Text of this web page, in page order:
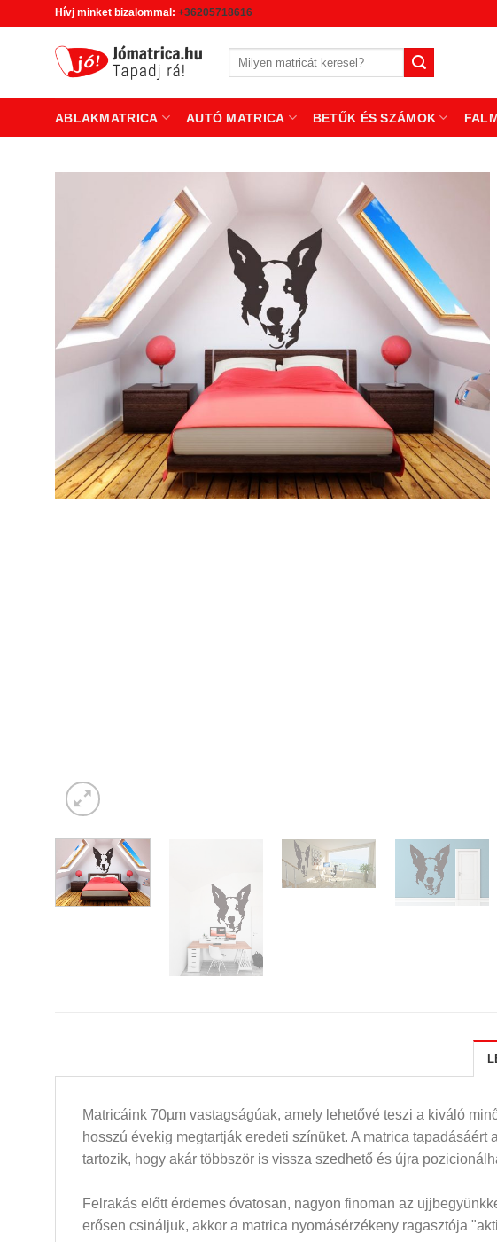
Hívj minket bizalommal: +36205718616
Keresés
ABLAKMATRICA AUTÓ MATRICA BETŰK ÉS SZÁMOK
Matricáink 70µm vastagságúak, amely lehetővé teszi a kiváló
hosszú évekig megtartják eredeti színüket. A matrica
tartozik, hogy akár többször is vissza szedhető és újra
Felrakás előtt érdemes óvatosan, nagyon finoman az
erősen csináljuk, akkor a matrica nyomásérzékeny ragasztója